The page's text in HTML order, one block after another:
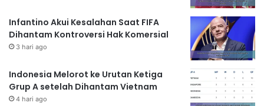
Infantino Akui Kesalahan Saat FIFA
Dihantam Kontroversi Hak Komersial
3 hari ago
Indonesia Melorot ke Urutan Ketiga
Grup A setelah Dihantam Vietnam
4 hari ago